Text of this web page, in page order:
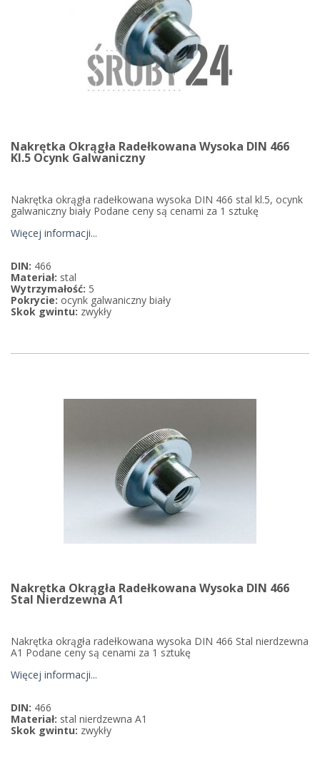
Nakrętka Okrągła Radełkowana Wysoka DIN 466
Kl.5 Ocynk Galwaniczny
Nakrętka okrągła radełkowana wysoka DIN 466 stal kl.5, ocynk
galwaniczny biały Podane ceny są cenami za 1 sztukę
Więcej informacji...
DIN: 466
Materiał: stal
Wytrzymałość: 5
Pokrycie: ocynk galwaniczny biały
Skok gwintu: zwykły
Nakrętka Okrągła Radełkowana Wysoka DIN 466
Stal Nierdzewna A1
Nakrętka okrągła radełkowana wysoka DIN 466 Stal nierdzewna
A1 Podane ceny są cenami za 1 sztukę
Więcej informacji...
DIN: 466
Materiał: stal nierdzewna A1
Skok gwintu: zwykły